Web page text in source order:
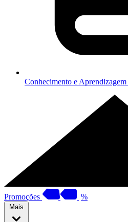
Conhecimento e Aprendizagem
Promoções %
Mais